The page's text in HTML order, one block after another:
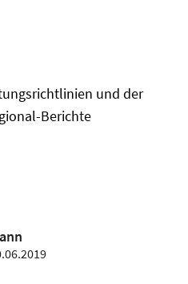
und der
Berichte